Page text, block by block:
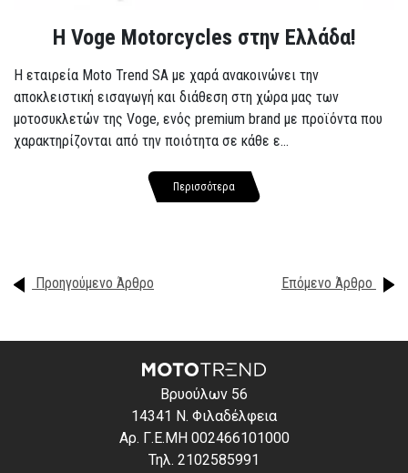
H Voge Motorcycles στην Ελλάδα!
Η εταιρεία Moto Trend SA με χαρά ανακοινώνει την
αποκλειστική εισαγωγή και διάθεση στη χώρα μας των
μοτοσυκλετών της Voge, ενός premium brand με προϊόντα που
χαρακτηρίζονται από την ποιότητα σε κάθε ε...
Περισσότερα
Προηγούμενο Άρθρο Επόμενο Άρθρο
Βρυούλων 56
14341 Ν. Φιλαδέλφεια
Αρ. Γ.Ε.ΜΗ 002466101000
Τηλ. 2102585991